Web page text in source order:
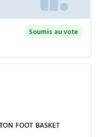
Soumis au vote